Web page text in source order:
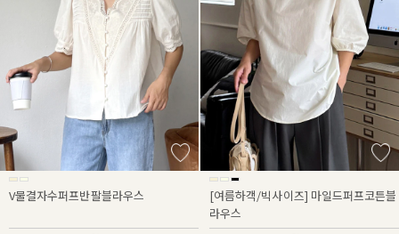
V물결자수퍼프반팔블라우스
[여름하객/빅사이즈] 마일드퍼프코튼블
라우스